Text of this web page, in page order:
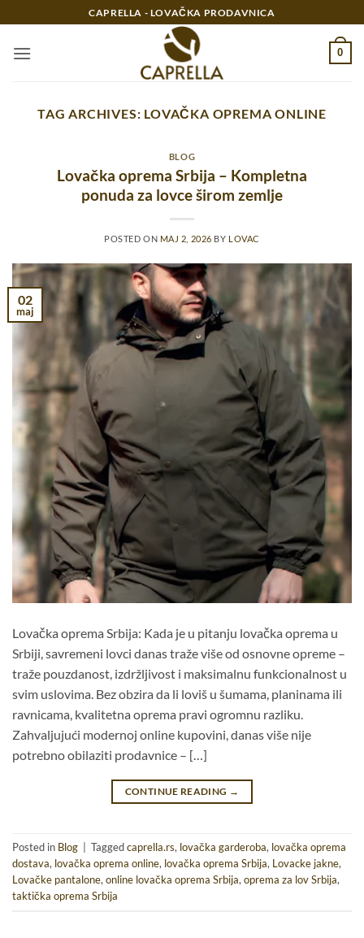
na
sadržaj
CAPRELLA - LOVAČKA PRODAVNICA
0
TAG ARCHIVES: LOVAČKA OPREMA ONLINE
BLOG
Lovačka oprema Srbija – Kompletna
ponuda za lovce širom zemlje
POSTED ON MAJ 2, 2026 BY LOVAC
02
maj
Lovačka oprema Srbija: Kada je u pitanju lovačka oprema u
Srbiji, savremeni lovci danas traže više od osnovne opreme –
traže pouzdanost, izdržljivost i maksimalnu funkcionalnost u
svim uslovima. Bez obzira da li loviš u šumama, planinama ili
ravnicama, kvalitetna oprema pravi ogromnu razliku.
Zahvaljujući modernoj online kupovini, danas više nije
potrebno obilaziti prodavnice – […]
CONTINUE READING →
Posted in Blog Taggedcaprella.rs, lovačka garderoba, lovačka oprema
dostava, lovačka oprema online, lovačka oprema Srbija, Lovacke jakne,
Lovačke pantalone, online lovačka oprema Srbija, oprema za lov Srbija,
taktička oprema Srbija